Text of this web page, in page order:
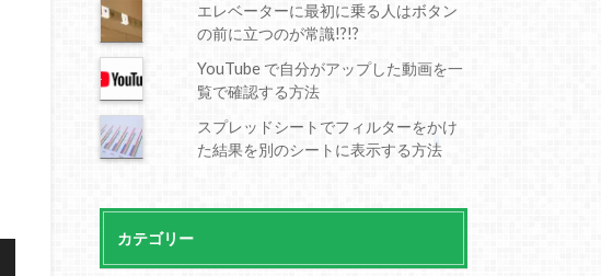
エレベーターに最初に乗る人はボタン
の前に立つのが常識!?!?
YouTube で自分がアップした動画を一
覧で確認する方法
スプレッドシートでフィルターをかけ
た結果を別のシートに表示する方法
カテゴリー